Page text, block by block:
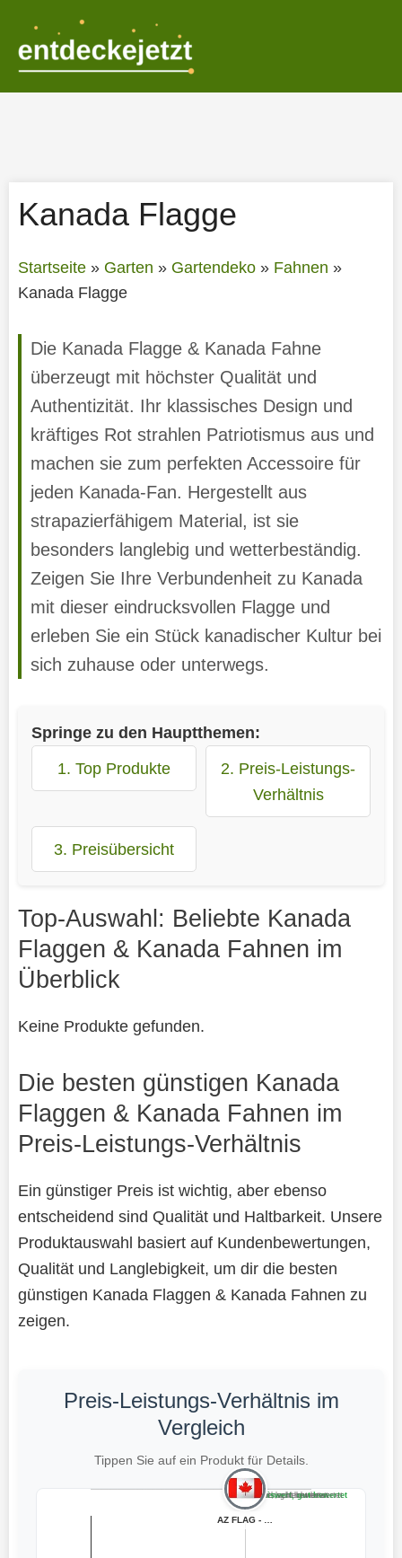
springen
Kanada Flagge
Startseite» Garten » Gartendeko» Fahnen »
Kanada Flagge
Die Kanada Flagge & Kanada Fahne
überzeugt mit höchster Qualität und
Authentizität. Ihr klassisches Design und
kräftiges Rot strahlen Patriotismus aus und
machen sie zum perfekten Accessoire für
jeden Kanada-Fan. Hergestellt aus
strapazierfähigem Material, ist sie
besonders langlebig und wetterbeständig.
Zeigen Sie Ihre Verbundenheit zu Kanada
mit dieser eindrucksvollen Flagge und
erleben Sie ein Stück kanadischer Kultur bei
sich zuhause oder unterwegs.
Springe zu den Hauptthemen:
1. Top Produkte
2. Preis-Leistungs-
Verhältnis
3. Preisübersicht
Top-Auswahl: Beliebte Kanada
Flaggen & Kanada Fahnen im
Überblick
Keine Produkte gefunden.
Die besten günstigen Kanada
Flaggen & Kanada Fahnen im
Preis-Leistungs-Verhältnis
Ein günstiger Preis ist wichtig, aber ebenso
entscheidend sind Qualität und Haltbarkeit. Unsere
Produktauswahl basiert auf Kundenbewertungen,
Qualität und Langlebigkeit, um dir die besten
günstigen Kanada Flaggen & Kanada Fahnen zu
zeigen.
Preis-Leistungs-Verhältnis im
Vergleich
Tippen Sie auf ein Produkt für Details.
Teuer, gut bewertet
Teuer, schlecht bewertet
Preiswert, gut bewertet
Preiswert, schlecht bewertet